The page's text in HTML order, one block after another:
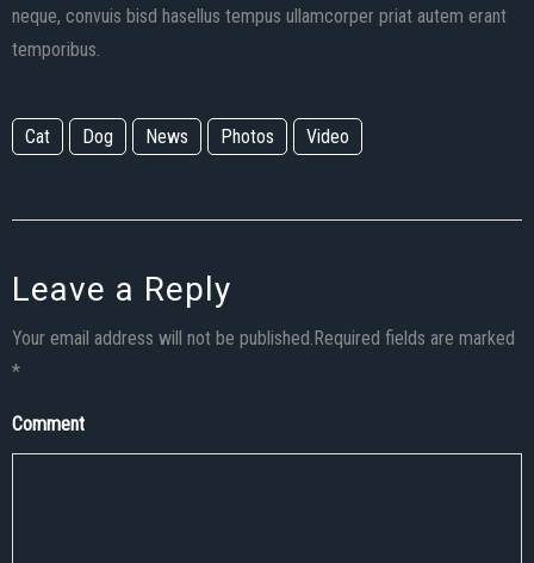
neque, convuis bisd hasellus tempus ullamcorper priat autem erant
temporibus.
Cat Dog News Photos Video
Leave a Reply
Your email address will not be published.Required fields are marked
*
Comment